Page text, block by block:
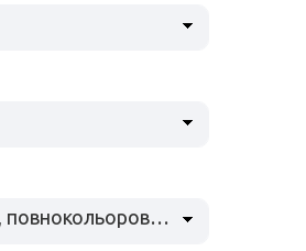
друк з 1-й боку, повнокольоровий (4 + 0), папір крейда 350 гр/м2